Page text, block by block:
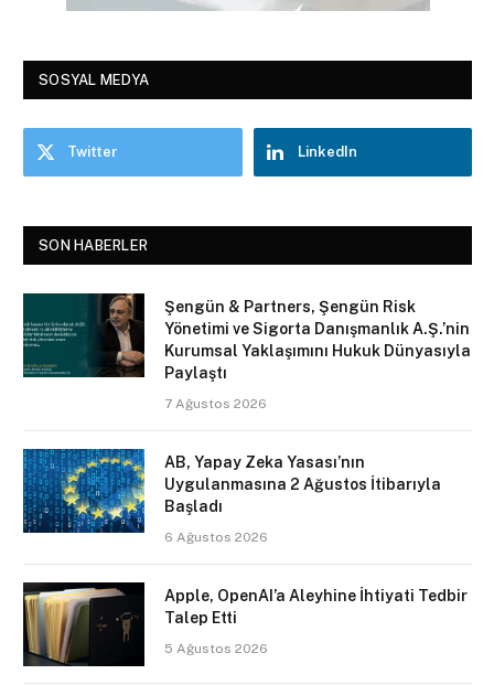
SOSYAL MEDYA
Twitter LinkedIn
SON HABERLER
Şengün & Partners, Şengün Risk
Yönetimi ve Sigorta Danışmanlık A.Ş.’nin
Kurumsal Yaklaşımını Hukuk Dünyasıyla
Paylaştı
7 Ağustos 2026
AB, Yapay Zeka Yasası’nın
Uygulanmasına 2 Ağustos İtibarıyla
Başladı
6 Ağustos 2026
Apple, OpenAI’a Aleyhine İhtiyati Tedbir
Talep Etti
5 Ağustos 2026